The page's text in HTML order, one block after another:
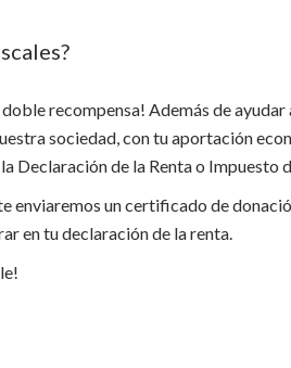
recompensa! Además de
sociedad, con tu aportación
Declaración de la Renta o Impuesto
enviaremos un certificado de
en tu declaración de la renta.